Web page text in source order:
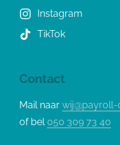
Instagram
TikTok
Contact
Mail naar wij@payroll-
of bel 050 309 73 40